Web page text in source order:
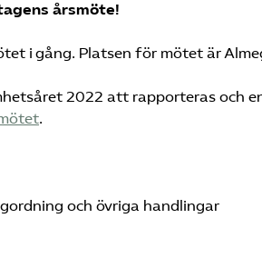
årsmöte!
i gång. Platsen för mötet är
2022 att rapporteras och
.
och övriga handlingar